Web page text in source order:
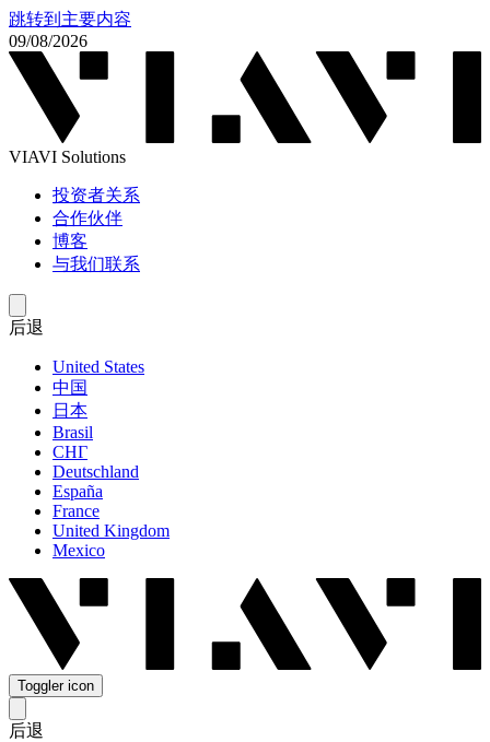
跳转到主要内容
09/08/2026
VIAVI Solutions
投资者关系
合作伙伴
博客
与我们联系
后退
United States
中国
日本
Brasil
СНГ
Deutschland
España
France
United Kingdom
Mexico
Toggler icon
后退